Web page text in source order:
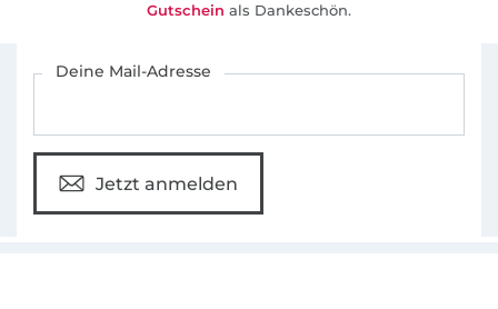
Gutschein als Dankeschön.
Deine Mail-Adresse
Jetzt anmelden